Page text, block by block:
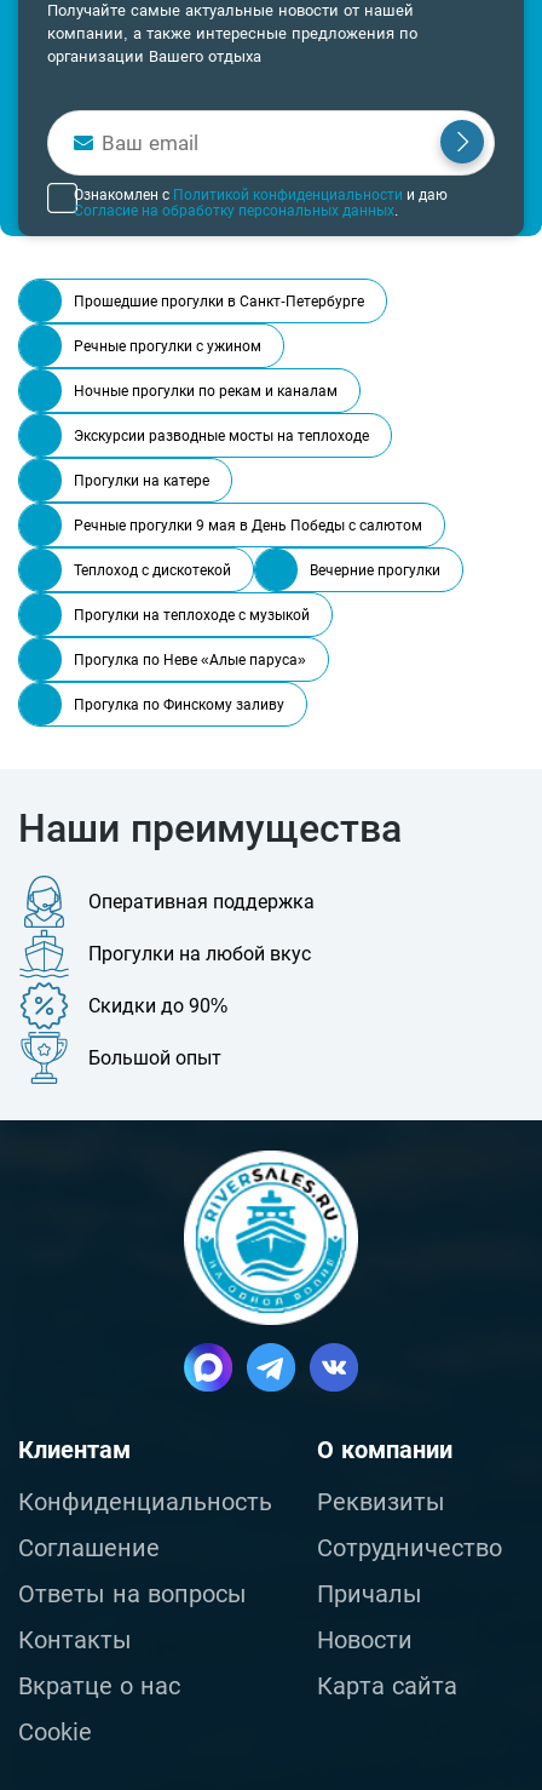
Получайте самые актуальные новости от нашей
компании, а также интересные предложения по
организации Вашего отдыха
Ознакомлен с Политикой конфиденциальности и даю
Согласие на обработку персональных данных.
Прошедшие прогулки в Санкт-Петербурге
Речные прогулки с ужином
Ночные прогулки по рекам и каналам
Экскурсии разводные мосты на теплоходе
Прогулки на катере
Речные прогулки 9 мая в День Победы с салютом
Теплоход с дискотекой Вечерние прогулки
Прогулки на теплоходе с музыкой
Прогулка по Неве «Алые паруса»
Прогулка по Финскому заливу
Наши преимущества
Оперативная поддержка
Прогулки на любой вкус
Скидки до 90%
Большой опыт
Клиентам
Конфиденциальность
Соглашение
Ответы на вопросы
Контакты
Вкратце о нас
Cookie
О компании
Реквизиты
Сотрудничество
Причалы
Новости
Карта сайта